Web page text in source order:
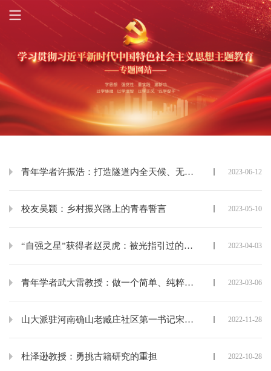
青年学者许振浩：打造隧道内全天候、无人值守的“地质老专家” 2023-06-12
校友吴颖：乡村振兴路上的青春誓言 2023-05-10
“自强之星”获得者赵灵虎：被光指引过的孩子，成为了一束光 2023-04-03
青年学者武大雷教授：做一个简单、纯粹的科学家 2023-03-06
山大派驻河南确山老臧庄社区第一书记宋尧玉：是山大人，也是确山人 2022-11-28
杜泽逊教授：勇挑古籍研究的重担 2022-10-28